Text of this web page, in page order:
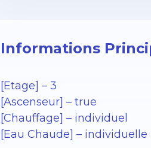
Informations
[Etage] – 3
[Ascenseur] – true
[Chauffage] – individuel
[Eau Chaude] – individuelle